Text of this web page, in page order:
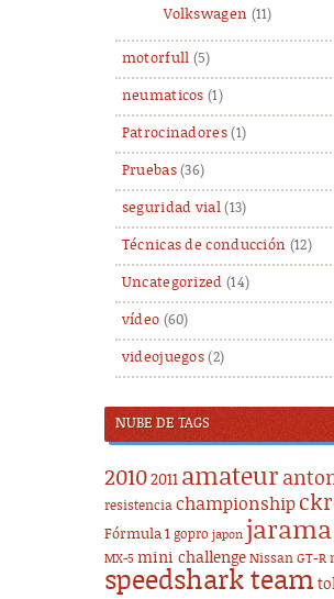
Volkswagen (11)
motorfull (5)
neumaticos (1)
Patrocinadores(1)
Pruebas(36)
seguridad vial(13)
Técnicas de conducción (12)
Uncategorized (14)
vídeo (60)
videojuegos (2)
NUBE DE TAGS
20102011 amateur
resistencia championship
Fórmula 1 gopro japon jarama
MX-5 mini challenge Nissan GT-R
speedshark team